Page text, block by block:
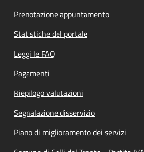
Prenotazione appuntamento
Statistiche del portale
Leggi le FAQ
Pagamenti
Riepilogo valutazioni
Segnalazione disservizio
Piano di miglioramento dei servizi